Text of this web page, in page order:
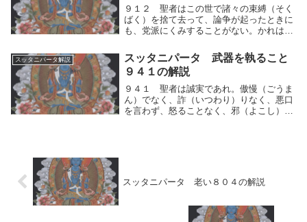
９１２ 聖者はこの世で諸々の束縛（そく
ばく）を捨て去って、論争が起ったときに
も、党派にくみすることがない。かれは不
として、執することがない。ー他の人々は
それに執着しているのだが。－聖者はこの
世で自らの人...
スッタニパータ解説
スッタニパータ 武器を執ること
９４１の解説
９４１ 聖者は誠実であれ。傲慢（ごうま
ん）でなく、詐（いつわり）りなく、悪口
を言わず、怒ることなく、邪（よこし）ま
スッタニパータ 老い８０４の解説